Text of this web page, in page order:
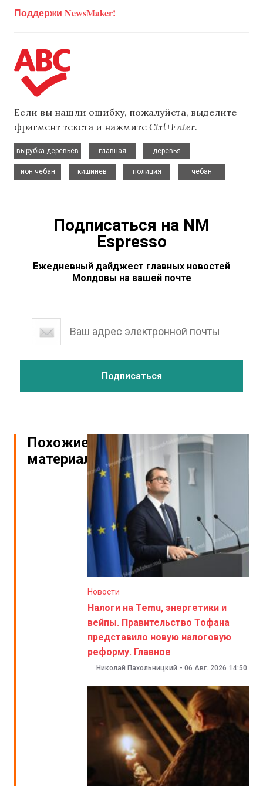
Поддержи NewsMaker!
Если вы нашли ошибку, пожалуйста, выделите
фрагмент текста и нажмите Ctrl+Enter.
вырубка деревьев
главная
деревья
ион чебан
кишинев
полиция
чебан
Подписаться на NM
Espresso
Ежедневный дайджест главных новостей
Молдовы на вашей почте
Похожие
материалы
Новости
Налоги на Temu, энергетики и
вейпы. Правительство Тофана
представило новую налоговую
реформу. Главное
Николай Пахольницкий - 06 Авг. 2026 14:50